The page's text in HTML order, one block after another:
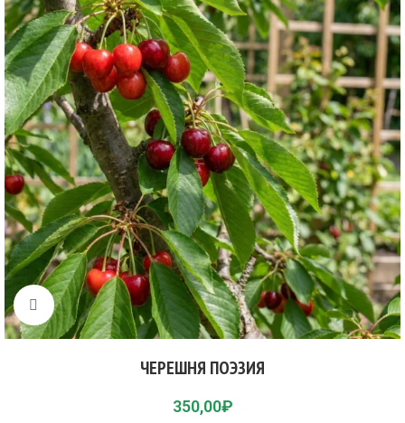
Click to enlarge
ЧЕРЕШНЯ ПОЭЗИЯ
350,00₽